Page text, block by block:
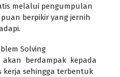
melalui pengumpulan
berpikir yang jernih
Solving
berdampak kepada
sehingga terbentuk